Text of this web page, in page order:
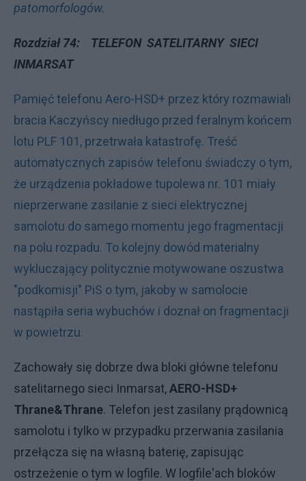
patomorfologów.
Rozdział 74: TELEFON SATELITARNY SIECI
INMARSAT
Pamięć telefonu Aero-HSD+ przez który rozmawiali
bracia Kaczyńscy niedługo przed feralnym końcem
lotu PLF 101, przetrwała katastrofę. Treść
automatycznych zapisów telefonu świadczy o tym,
że urządzenia pokładowe tupolewa nr. 101 miały
nieprzerwane zasilanie z sieci elektrycznej
samolotu do samego momentu jego fragmentacji
na polu rozpadu. To kolejny dowód materialny
wykluczający politycznie motywowane oszustwa
"podkomisji" PiS o tym, jakoby w samolocie
nastąpiła seria wybuchów i doznał on fragmentacji
w powietrzu.
Zachowały się dobrze dwa bloki główne telefonu
satelitarnego sieci Inmarsat,AERO-HSD+
Thrane&Thrane. Telefon jest zasilany prądownicą
samolotu i tylko w przypadku przerwania zasilania
przełącza się na własną baterię, zapisując
ostrzeżenie o tym w logfile. W logfile'ach bloków